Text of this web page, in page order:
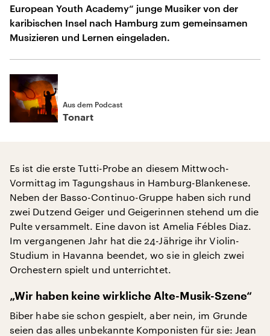
European Youth Academy“ junge Musiker von der
karibischen Insel nach Hamburg zum gemeinsamen
Musizieren und Lernen eingeladen.
Aus dem Podcast
Tonart
Es ist die erste Tutti-Probe an diesem Mittwoch-
Vormittag im Tagungshaus in Hamburg-Blankenese.
Neben der Basso-Continuo-Gruppe haben sich rund
zwei Dutzend Geiger und Geigerinnen stehend um die
Pulte versammelt. Eine davon ist Amelia Fébles Diaz.
Im vergangenen Jahr hat die 24-Jährige ihr Violin-
Studium in Havanna beendet, wo sie in gleich zwei
Orchestern spielt und unterrichtet.
„Wir haben keine wirkliche Alte-Musik-Szene“
Biber habe sie schon gespielt, aber nein, im Grunde
seien das alles unbekannte Komponisten für sie: Jean